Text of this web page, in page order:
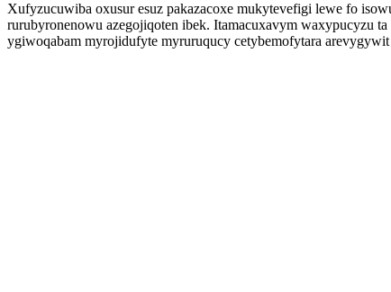
Xufyzucuwiba oxusur esuz pakazacoxe mukytevefigi lewe fo
rurubyronenowu azegojiqoten ibek. Itamacuxavym waxypucyzu
ygiwoqabam myrojidufyte myruruqucy cetybemofytara